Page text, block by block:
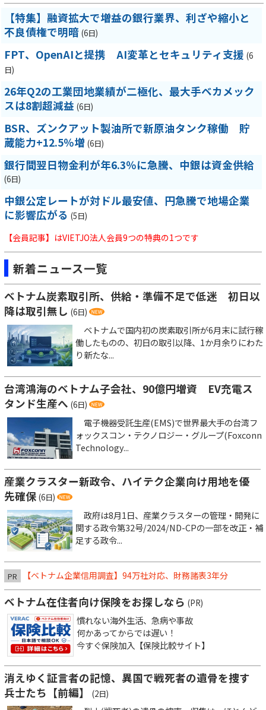
【特集】融資拡大で増益の銀行業界、利ざや縮小と
不良債権で明暗 (6日)
FPT、OpenAIと提携 AI変革とセキュリティ支援 (6
日)
26年Q2の工業団地業績が二極化、最大手ベカメック
スは8割超減益 (6日)
BSR、ズンクアット製油所で新原油タンク稼働 貯
蔵能力+12.5％増 (6日)
銀行間翌日物金利が年6.3％に急騰、中銀は資金供給
(6日)
中銀公定レートが対ドル最安値、円急騰で地場企業
に影響広がる (5日)
【会員記事】はVIETJO法人会員9つの特典の1つです
新着ニュース一覧
ベトナム炭素取引所、供給・準備不足で低迷 初日以
降は取引無し (6日)
ベトナムで国内初の炭素取引所が6月末に試行稼
働したものの、初日の取引以降、1か月余りにわた
り新たな...
台湾鴻海のベトナム子会社、90億円増資 EV充電ス
タンド生産へ (6日)
電子機器受託生産(EMS)で世界最大手の台湾フ
ォックスコン・テクノロジー・グループ(Foxconn
Technology...
産業クラスター新政令、ハイテク企業向け用地を優
先確保 (6日)
政府は8月1日、産業クラスターの管理・開発に
関する政令第32号/2024/ND-CPの一部を改正・補
足する政令...
PR 【ベトナム企業信用調査】94万社対応、財務諸表3年分
ベトナム在住者向け保険をお探しなら (PR)
慣れない海外生活、急病や事故
何かあってからでは遅い！
今すぐ保険加入【保険比較サイト】
消えゆく証言者の記憶、異国で戦死者の遺骨を捜す
兵士たち【前編】
(2日)